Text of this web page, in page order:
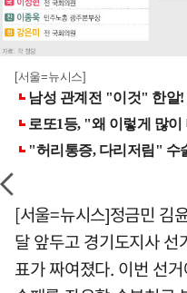
[서울=뉴시스]
[서울=뉴시스]정금민 김
달 앞두고 경기도지사
표가 짜여졌다. 이번 선